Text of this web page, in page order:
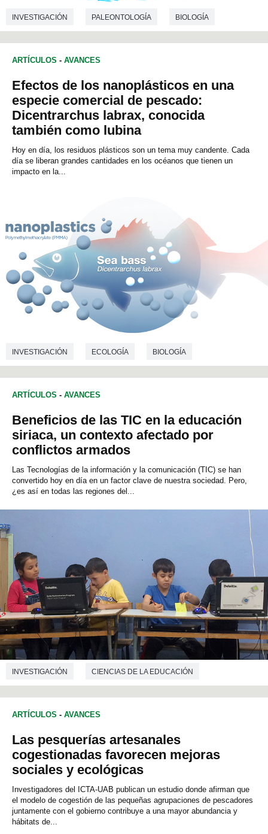
INVESTIGACIÓN PALEONTOLOGÍA BIOLOGÍA
ARTÍCULOS - AVANCES
Efectos de los nanoplásticos en una
especie comercial de pescado:
Dicentrarchus labrax, conocida
también como lubina
Hoy en día, los residuos plásticos son un tema muy candente. Cada
día se liberan grandes cantidades en los océanos que tienen un
impacto en la...
INVESTIGACIÓN ECOLOGÍA BIOLOGÍA
ARTÍCULOS - AVANCES
Beneficios de las TIC en la educación
siriaca, un contexto afectado por
conflictos armados
Las Tecnologías de la información y la comunicación (TIC) se han
convertido hoy en día en un factor clave de nuestra sociedad. Pero,
¿es así en todas las regiones del...
INVESTIGACIÓN CIENCIAS DE LA EDUCACIÓN
ARTÍCULOS - AVANCES
Las pesquerías artesanales
cogestionadas favorecen mejoras
sociales y ecológicas
Investigadores del ICTA-UAB publican un estudio donde afirman que
el modelo de cogestión de las pequeñas agrupaciones de pescadores
juntamente con el gobierno contribuye a una mayor abundancia y
hábitats de...